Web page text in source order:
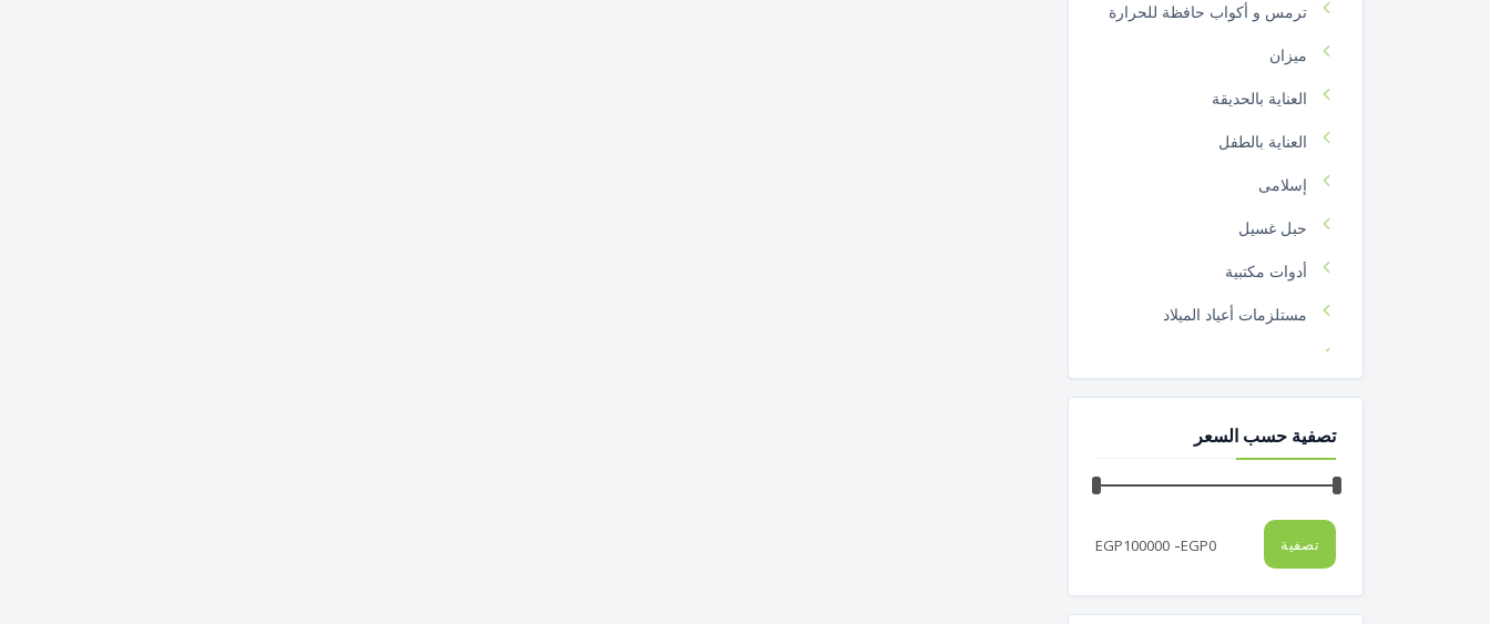
ترمس و أكواب حافظة للحرارة
ميزان
العناية بالحديقة
العناية بالطفل
إسلامى
حبل غسيل
أدوات مكتبية
مستلزمات أعياد الميلاد
نفنالين
11
مستلزمات الموقد و الأشعال
فرشة بلاستيك
تيست1
مساحة أرضية
تصفية حسب السعر
تصفية EGP0
-
EGP100000